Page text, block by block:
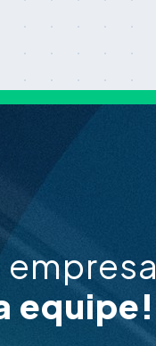
empresa
equipe!